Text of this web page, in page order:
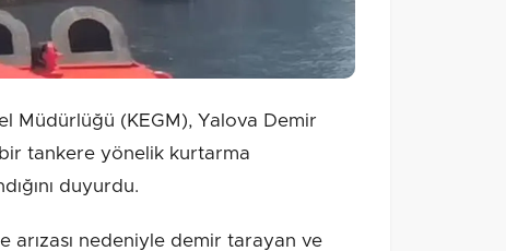
Müdürlüğü (KEGM), Yalova Demir
bir tankere yönelik kurtarma
duyurdu.
arızası nedeniyle demir tarayan ve